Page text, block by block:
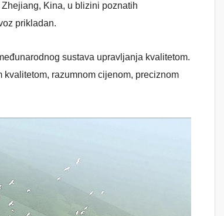
Kina, u blizini poznatih
prikladan.
sustava upravljanja kvalitetom.
razumnom cijenom, preciznom